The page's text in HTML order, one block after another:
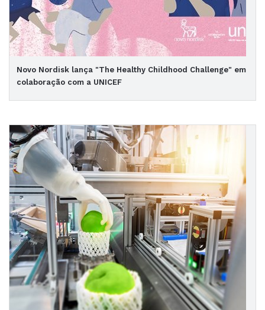
Novo Nordisk lança "The Healthy Childhood Challenge" em
colaboração com a UNICEF